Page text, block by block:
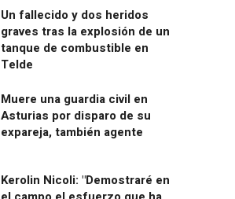
Un fallecido y dos heridos
graves tras la explosión de un
tanque de combustible en
Telde
Muere una guardia civil en
Asturias por disparo de su
expareja, también agente
Kerolin Nicoli: "Demostraré en